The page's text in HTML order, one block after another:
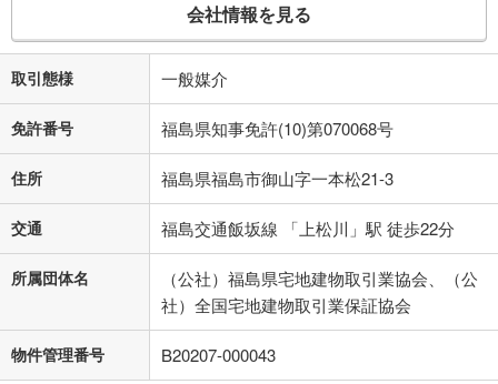
会社情報を見る
取引態様 一般媒介
免許番号 福島県知事免許(10)第070068号
住所 福島県福島市御山字一本松21-3
交通 福島交通飯坂線 「上松川」駅 徒歩22分
所属団体名
（公社）福島県宅地建物取引業協会、（公
社）全国宅地建物取引業保証協会
物件管理番号 B20207-000043